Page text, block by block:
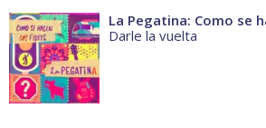
La Pegatina: Como se
Darle la vuelta